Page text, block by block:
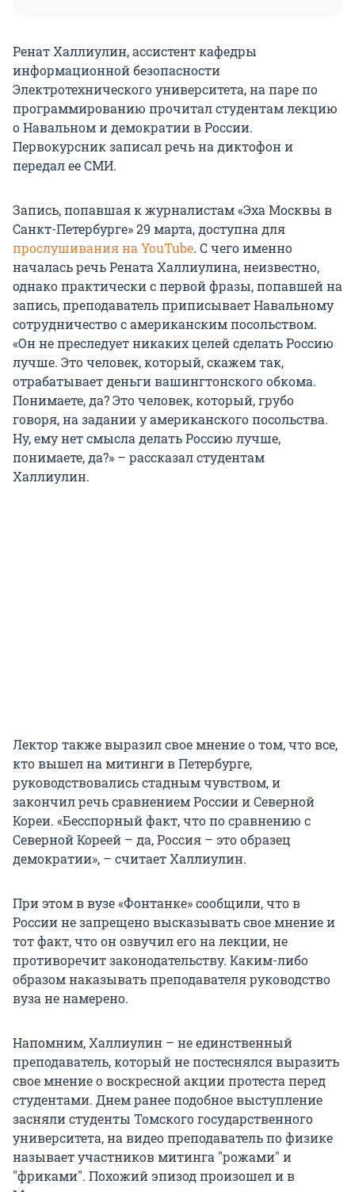
Ренат Халлиулин, ассистент кафедры
информационной безопасности
Электротехнического университета, на паре по
программированию прочитал студентам лекцию
о Навальном и демократии в России.
Первокурсник записал речь на диктофон и
передал ее СМИ.
Запись, попавшая к журналистам «Эха Москвы в
Санкт-Петербурге» 29 марта, доступна для
прослушивания на YouTube. С чего именно
началась речь Рената Халлиулина, неизвестно,
однако практически с первой фразы, попавшей на
запись, преподаватель приписывает Навальному
сотрудничество с американским посольством.
«Он не преследует никаких целей сделать Россию
лучше. Это человек, который, скажем так,
отрабатывает деньги вашингтонского обкома.
Понимаете, да? Это человек, который, грубо
говоря, на задании у американского посольства.
Ну, ему нет смысла делать Россию лучше,
понимаете, да?» – рассказал студентам
Халлиулин.
Лектор также выразил свое мнение о том, что все,
кто вышел на митинги в Петербурге,
руководствовались стадным чувством, и
закончил речь сравнением России и Северной
Кореи. «Бесспорный факт, что по сравнению с
Северной Кореей – да, Россия – это образец
демократии», – считает Халлиулин.
При этом в вузе «Фонтанке» сообщили, что в
России не запрещено высказывать свое мнение и
тот факт, что он озвучил его на лекции, не
противоречит законодательству. Каким-либо
образом наказывать преподавателя руководство
вуза не намерено.
Напомним, Халлиулин – не единственный
преподаватель, который не постеснялся выразить
свое мнение о воскресной акции протеста перед
студентами. Днем ранее подобное выступление
засняли студенты Томского государственного
университета, на видео преподаватель по физике
называет участников митинга "рожами" и
"фриками". Похожий эпизод произошел и в